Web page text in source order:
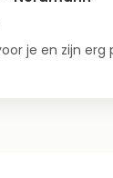
je en zijn erg